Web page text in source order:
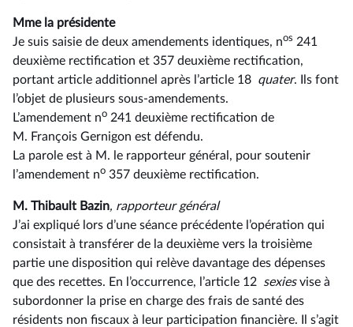
Mme la présidente
Je suis saisie de deux amendements identiques, nos 241
deuxième rectification et 357 deuxième rectification,
portant article additionnel après l’article 18 quater. Ils font
l’objet de plusieurs sous-amendements.
L’amendement no 241 deuxième rectification de
M. François Gernigon est défendu.
La parole est à M. le rapporteur général, pour soutenir
l’amendement no 357 deuxième rectification.
M. Thibault Bazin, rapporteur général
J’ai expliqué lors d’une séance précédente l’opération qui
consistait à transférer de la deuxième vers la troisième
partie une disposition qui relève davantage des dépenses
que des recettes. En l’occurrence, l’article 12 sexiesvise à
subordonner la prise en charge des frais de santé des
résidents non fiscaux à leur participation financière. Il s’agit